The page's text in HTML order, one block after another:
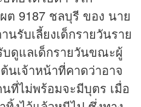
ต 9187 ชลบุรี ของ นาย
นรับเลี้ยงเด็กรายวันราย
บดูแลเด็กรายวันขณะผู้
นเจ้าหน้าที่คาดว่าอาจ
ที่ไม่พร้อมจะมีบุตร เมื่อ